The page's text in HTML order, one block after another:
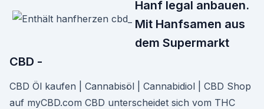
Hanf legal anbauen.
Mit Hanfsamen aus
dem Supermarkt
CBD -
CBD Öl kaufen | Cannabisöl | Cannabidiol | CBD Shop
auf myCBD.com CBD unterscheidet sich vom THC